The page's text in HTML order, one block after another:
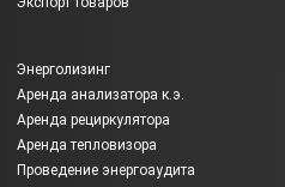
Энерголизинг
Аренда анализатора к.э.
Аренда рециркулятора
Аренда тепловизора
Проведение энергоаудита